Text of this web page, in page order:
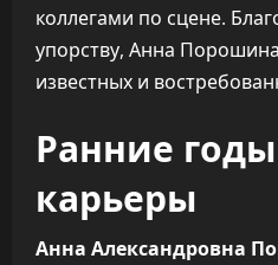
коллегами по сцене.
упорству, Анна
известных и
Ранние
карьеры
Анна Александровна